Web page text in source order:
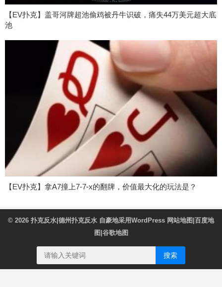
【EV扑克】盖哥河牌超池偷鸡被丹牛识破，痛失44万美元超大底
池
【EV扑克】拿A7撞上7-7-x的翻牌，价值最大化的玩法是？
© 2026 扑克反水|德州扑克反水 自豪地采用WordPress 网站地图 百度地
图 谷歌地图
搜索